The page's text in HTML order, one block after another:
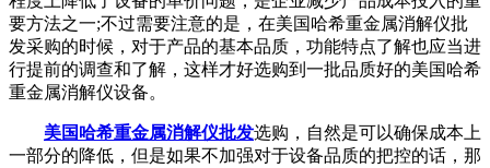
要方法之一;不过需要注意的是，在美国哈希重金属消解仪批
发采购的时候，对于产品的基本品质，功能特点了解也应当进
行提前的调查和了解，这样才好选购到一批品质好的美国哈希
重金属消解仪设备。
美国哈希重金属消解仪批发选购，自然是可以确保成本上
一部分的降低，但是如果不加强对于设备品质的把控的话，那